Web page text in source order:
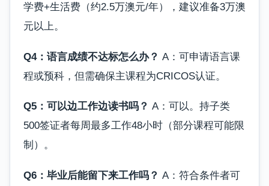
学费+生活费（约2.5万澳元/年），建议准备3万澳
元以上。
Q4：语言成绩不达标怎么办？ A：可申请语言课
程或预科，但需确保主课程为CRICOS认证。
Q5：可以边工作边读书吗？ A：可以。持子类
500签证者每周最多工作48小时（部分课程可能限
制）。
Q6：毕业后能留下来工作吗？ A：符合条件者可